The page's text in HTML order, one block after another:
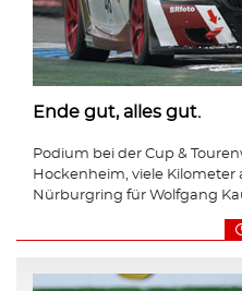
Ende gut, alles gut.
Podium bei der Cup &
Hockenheim, viele Kilometer
Nürburgring für Wolfgang